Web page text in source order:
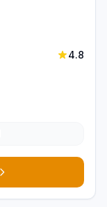
4.8